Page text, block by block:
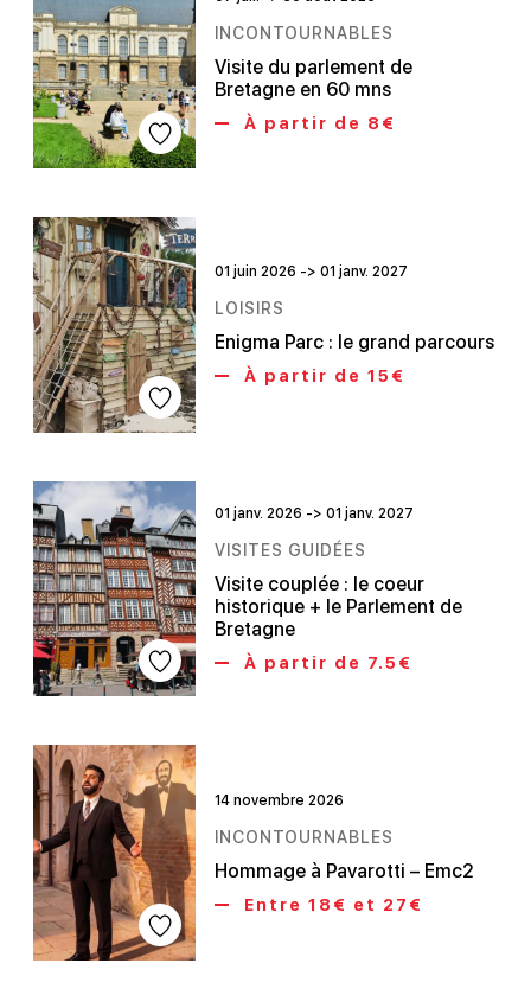
INCONTOURNABLES
Visite du parlement de
Bretagne en 60 mns
À partir de 8€
01 juin 2026 -> 01 janv. 2027
LOISIRS
Enigma Parc : le grand parcours
À partir de 15€
01 janv. 2026 -> 01 janv. 2027
VISITES GUIDÉES
Visite couplée : le coeur
historique + le Parlement de
Bretagne
À partir de 7.5€
14 novembre 2026
INCONTOURNABLES
Hommage à Pavarotti – Emc2
Entre 18€ et 27€